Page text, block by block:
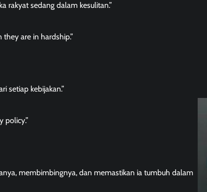
rakyat sedang dalam kesulitan.”
are in hardship.”
setiap kebijakan.”
policy.”
membimbingnya, dan memastikan ia tumbuh dalam